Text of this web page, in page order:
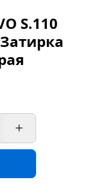
S.110
Затирка
+